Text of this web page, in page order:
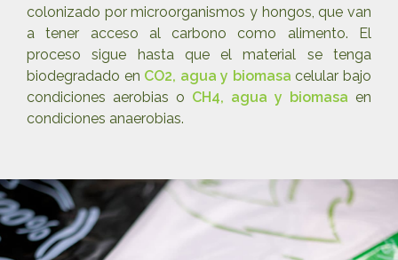
colonizado por microorganismos y hongos, que van
a tener acceso al carbono como alimento. El
proceso sigue hasta que el material se tenga
biodegradado en CO2, agua y biomasa celular bajo
condiciones aerobias o CH4, agua y biomasa en
condiciones anaerobias.